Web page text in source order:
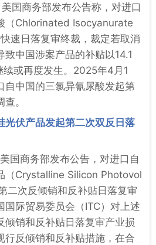
国商务部发布公告称，对进口
（Chlorinated Isocyanurate
速日落复审终裁，裁定若取消
中国涉案产品的补贴以14.1
续或再度发生。2025年4月1
自中国的三氯异氰尿酸发起第
。
光伏产品发起第二次双反日落
国商务部发布公告，对进口自
（Crystalline Silicon Photovol
二次反倾销和反补贴日落复审
国际贸易委员会（ITC）对上述
倾销和反补贴日落复审产业损
行反倾销和反补贴措施，在合